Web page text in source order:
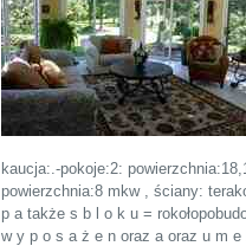
kaucja:.-pokoje:2:
powierzchnia:8 mkw , ściany:
p a także s b l o k u =
w y p o s a ż e n oraz a oraz u m e